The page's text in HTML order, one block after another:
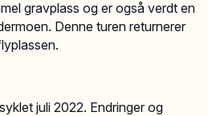
gravplass og er også verdt en
Denne turen returnerer
juli 2022. Endringer og